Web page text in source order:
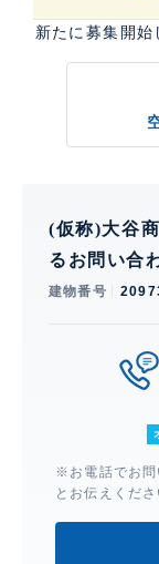
新たに募集開始
(仮称)大谷
るお問い合
建物番号
※お電話でお問
とお伝えくださ